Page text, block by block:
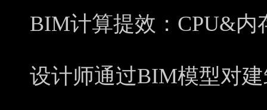
BIM计算提效 ： CPU&内
设计师通过BIM模型对